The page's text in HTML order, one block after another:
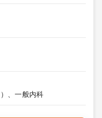
、一般内科